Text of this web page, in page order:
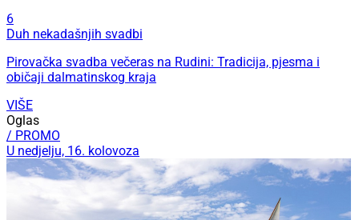
6
Duh nekadašnjih svadbi
Pirovačka svadba večeras na Rudini: Tradicija, pjesma i
običaji dalmatinskog kraja
VIŠE
Oglas
/ PROMO
U nedjelju, 16. kolovoza